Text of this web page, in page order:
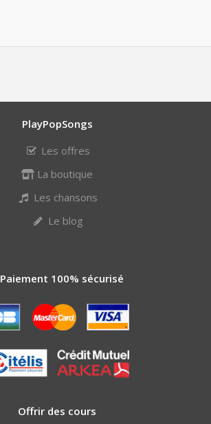
PlayPopSongs
Les offres
La boutique
Les chansons
Le blog
Paiement 100% sécurisé
Offrir des cours